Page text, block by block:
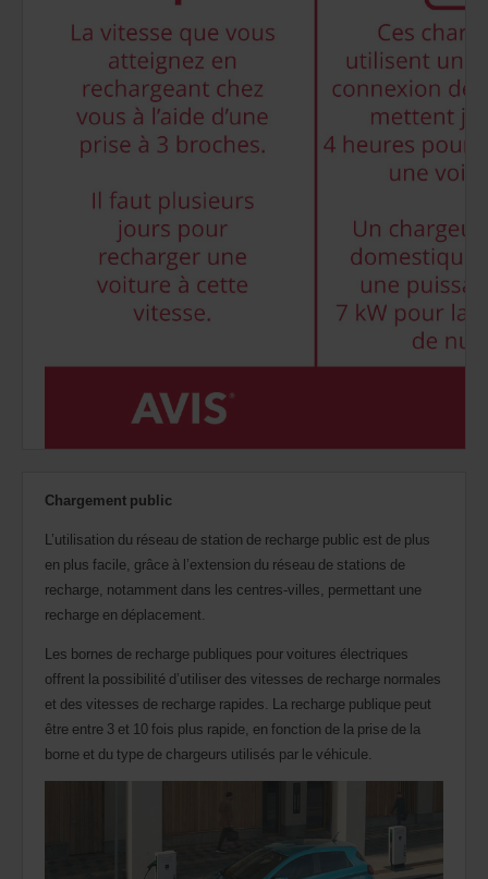
Chargement public
L’utilisation du réseau de station de recharge public est de plus
en plus facile, grâce à l’extension du réseau de stations de
recharge, notamment dans les centres-villes, permettant une
recharge en déplacement.
Les bornes de recharge publiques pour voitures électriques
offrent la possibilité d’utiliser des vitesses de recharge normales
et des vitesses de recharge rapides. La recharge publique peut
être entre 3 et 10 fois plus rapide, en fonction de la prise de la
borne et du type de chargeurs utilisés par le véhicule.